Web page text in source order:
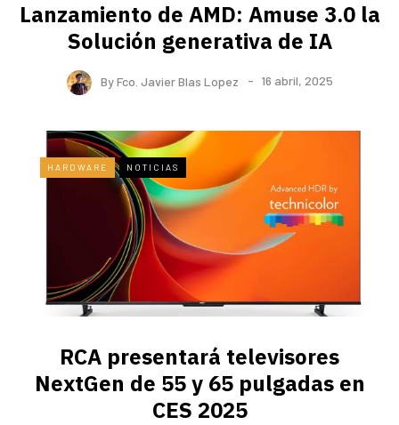
Lanzamiento de AMD: Amuse 3.0 la
Solución generativa de IA
ByFco. Javier Blas Lopez 16 abril, 2025
HARDWARE NOTICIAS
RCA presentará televisores
NextGen de 55 y 65 pulgadas en
CES 2025